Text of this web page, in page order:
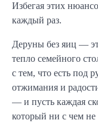
Избегая этих
каждый раз.
Деруны без яиц —
тепло семейного
с тем, что есть под
отжимания и
— и пусть каждая
который ни с чем не